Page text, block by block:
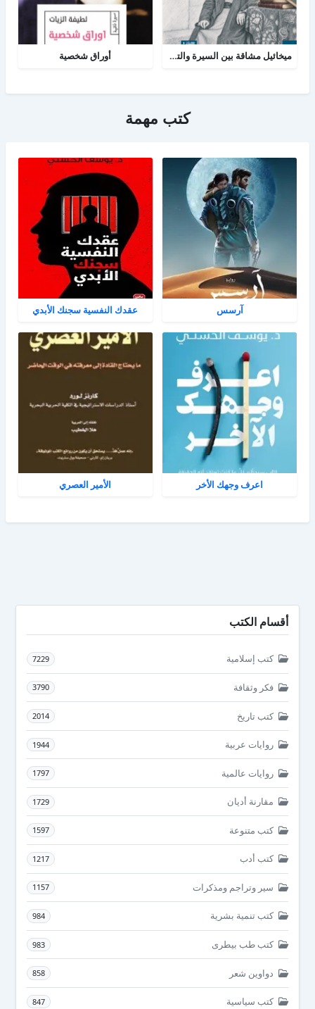
ميخائيل مشاقة بين السيرة والتاريخ أوراق شخصية
كتب مهمة
آرسس عقدك النفسية سجنك الأبدي
اعرف وجهك الأخر الأمير العصري
أقسام الكتب
كتب إسلامية 7229
فكر وثقافة 3790
كتب تاريخ 2014
روايات عربية 1944
روايات عالمية 1797
مقارنة أديان 1729
كتب متنوعة 1597
كتب أدب 1217
سير وتراجم ومذكرات 1157
كتب تنمية بشرية 984
كتب طب بيطرى 983
دواوين شعر 858
كتب سياسية 847